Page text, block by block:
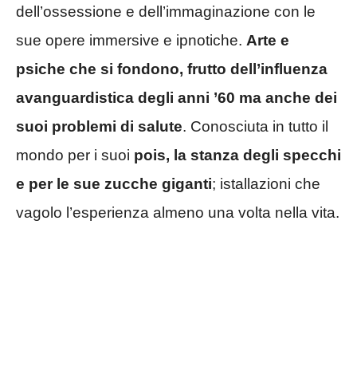
dell’ossessione e dell’immaginazione con le
sue opere immersive e ipnotiche. Arte e
psiche che si fondono, frutto dell’influenza
avanguardistica degli anni ’60 ma anche dei
suoi problemi di salute. Conosciuta in tutto il
mondo per i suoi pois, la stanza degli specchi
e per le sue zucche giganti; istallazioni che
vagolo l’esperienza almeno una volta nella vita.